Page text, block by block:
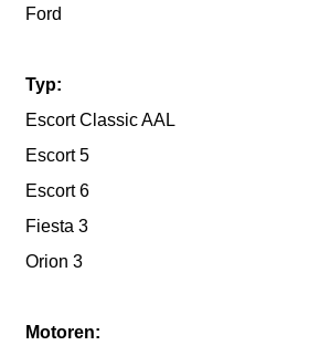
Ford
Typ:
Escort Classic AAL
Escort 5
Escort 6
Fiesta 3
Orion 3
Motoren: